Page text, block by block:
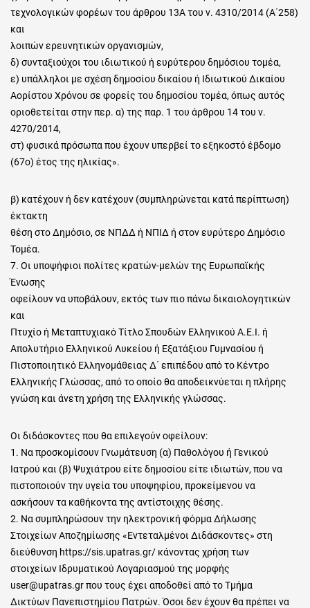
τεχνολογικών φορέων του άρθρου 13Α του ν. 4310/2014 (Α΄258)
και
λοιπών ερευνητικών οργανισμών,
δ) συνταξιούχοι του ιδιωτικού ή ευρύτερου δημόσιου τομέα,
ε) υπάλληλοι με σχέση δημοσίου δικαίου ή Ιδιωτικού Δικαίου
Αορίστου Χρόνου σε φορείς του δημοσίου τομέα, όπως αυτός
οριοθετείται στην περ. α) της παρ. 1 του άρθρου 14 του ν.
4270/2014,
στ) φυσικά πρόσωπα που έχουν υπερβεί το εξηκοστό έβδομο
(67ο) έτος της ηλικίας».
β) κατέχουν ή δεν κατέχουν (συμπληρώνεται κατά περίπτωση)
έκτακτη
θέση στο Δημόσιο, σε ΝΠΔΔ ή ΝΠΙΔ ή στον ευρύτερο Δημόσιο
Τομέα.
7. Οι υποψήφιοι πολίτες κρατών-μελών της Ευρωπαϊκής
Ένωσης
οφείλουν να υποβάλουν, εκτός των πιο πάνω δικαιολογητικών
και
Πτυχίο ή Μεταπτυχιακό Τίτλο Σπουδών Ελληνικού Α.Ε.Ι. ή
Απολυτήριο Ελληνικού Λυκείου ή Εξατάξιου Γυμνασίου ή
Πιστοποιητικό Ελληνομάθειας Δ΄ επιπέδου από το Κέντρο
Ελληνικής Γλώσσας, από το οποίο θα αποδεικνύεται η πλήρης
γνώση και άνετη χρήση της Ελληνικής γλώσσας.
Οι διδάσκοντες που θα επιλεγούν οφείλουν:
1. Να προσκομίσουν Γνωμάτευση (α) Παθολόγου ή Γενικού
Ιατρού και (β) Ψυχιάτρου είτε δημοσίου είτε ιδιωτών, που να
πιστοποιούν την υγεία του υποψηφίου, προκείμενου να
ασκήσουν τα καθήκοντα της αντίστοιχης θέσης.
2. Να συμπληρώσουν την ηλεκτρονική φόρμα Δήλωσης
Στοιχείων Αποζημίωσης «Εντεταλμένοι Διδάσκοντες» στη
διεύθυνση https://sis.upatras.gr/ κάνοντας χρήση των
στοιχείων Ιδρυματικού Λογαριασμού της μορφής
user@upatras.gr που τους έχει αποδοθεί από το Τμήμα
Δικτύων Πανεπιστημίου Πατρών. Όσοι δεν έχουν θα πρέπει να